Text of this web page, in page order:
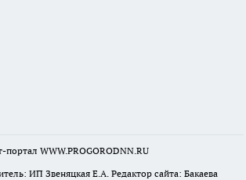
портал WWW.PROGORODNN.RU
ИП Звеняцкая Е.А. Редактор сайта: Бакаева